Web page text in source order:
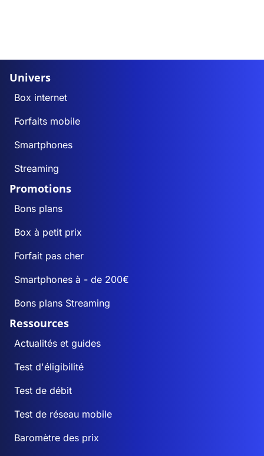
Univers
Box internet
Forfaits mobile
Smartphones
Streaming
Promotions
Bons plans
Box à petit prix
Forfait pas cher
Smartphones à - de 200€
Bons plans Streaming
Ressources
Actualités et guides
Test d'éligibilité
Test de débit
Test de réseau mobile
Baromètre des prix